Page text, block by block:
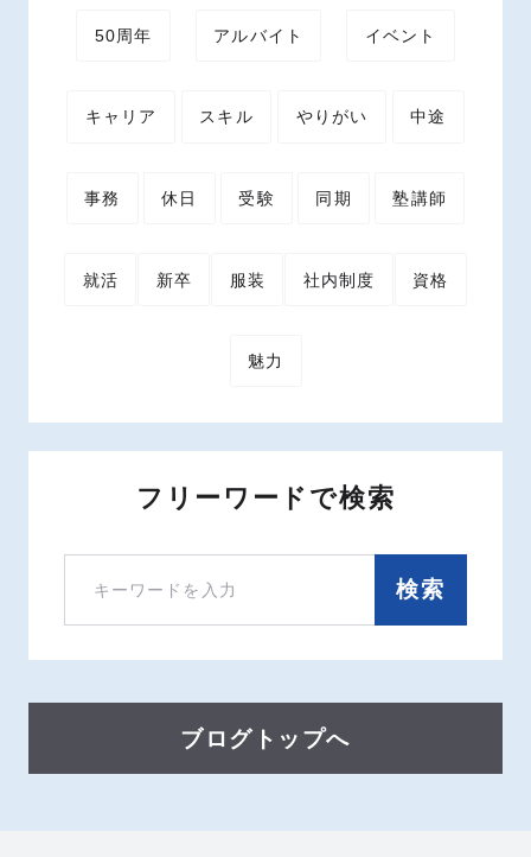
50周年 アルバイト イベント
キャリア スキル やりがい 中途
事務 休日 受験 同期 塾講師
就活 新卒 服装 社内制度 資格
魅力
フリーワードで検索
検索
ブログトップへ